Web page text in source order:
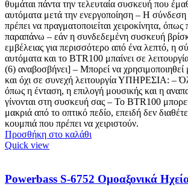
θυμάται πάντα την τελευταία συσκευή που
αυτόματα μετά την ενεργοποίηση – Η
πρέπει να πραγματοποιείται χειροκίνητα, όπως
παραπάνω – εάν η συνδεδεμένη συσκευή
εμβέλειας για περισσότερο από ένα λεπτό, η
αυτόματα και το BTR100 μπαίνει σε
(6) αναβοσβήνει] – Μπορεί να
και όχι σε συνεχή λειτουργία ΥΠΗΡΕΣΙΑ: –
όπως η ένταση, η επιλογή μουσικής και η
γίνονται στη συσκευή σας – Το BTR100
μακριά από το οπτικό πεδίο, επειδή δεν
κουμπιά που πρέπει να χειριστούν.
Προσθήκη στο καλάθι
Quick view
Powerbass S-6752 Ομοαξονικά